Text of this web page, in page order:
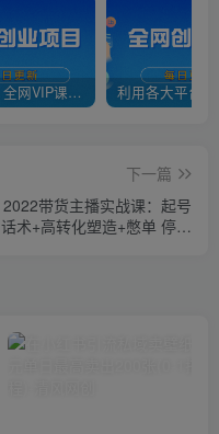
官方正品 全网VIP课程 无损下载~
下一篇
2022带货主播实战课：起号
话术+高转化塑造+憋单 停留